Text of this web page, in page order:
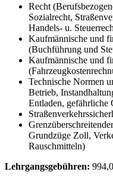
Recht
Sozialrecht,
Handels- u.
Kaufmännische und
(Buchführung und
Kaufmännische und
Technische Normen
Betrieb,
Entladen, gefährliche
Grundzüge Zoll,
Rauschmitteln)
Lehrgangsgebühren: